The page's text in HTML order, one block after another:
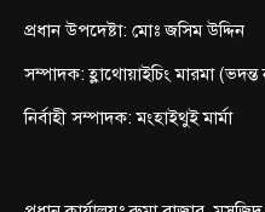
প্রধান উপদেষ্টা: মোঃ জসিম উদ্দিন
সম্পাদক: হ্লাথোয়াইচিং মারমা (ভদন্ত
নির্বাহী সম্পাদক: মংহাইথুই মার্মা